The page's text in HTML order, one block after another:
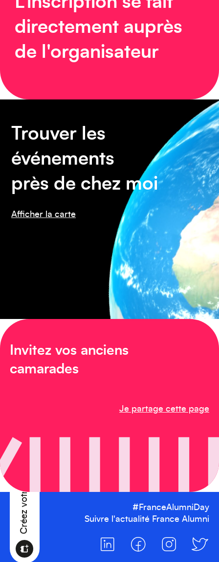
directement auprès
de l'organisateur
Trouver les
événements
près de chez moi
Afficher la carte
Invitez vos anciens
camarades
Je partage cette page
Créez votre événement
Afrique
Amérique du Sud
Asie
#FranceAlumniDay
Suivre l'actualité France Alumni